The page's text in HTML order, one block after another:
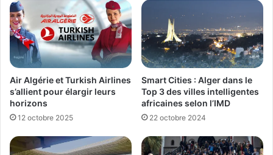
Air Algérie et Turkish Airlines
s’allient pour élargir leurs
horizons
12 octobre 2025
Smart Cities : Alger dans le
Top 3 des villes intelligentes
africaines selon l’IMD
22 octobre 2024